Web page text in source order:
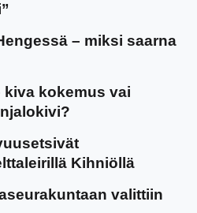
– miksi saarna
kiva kokemus vai
Kihniöllä
valittiin